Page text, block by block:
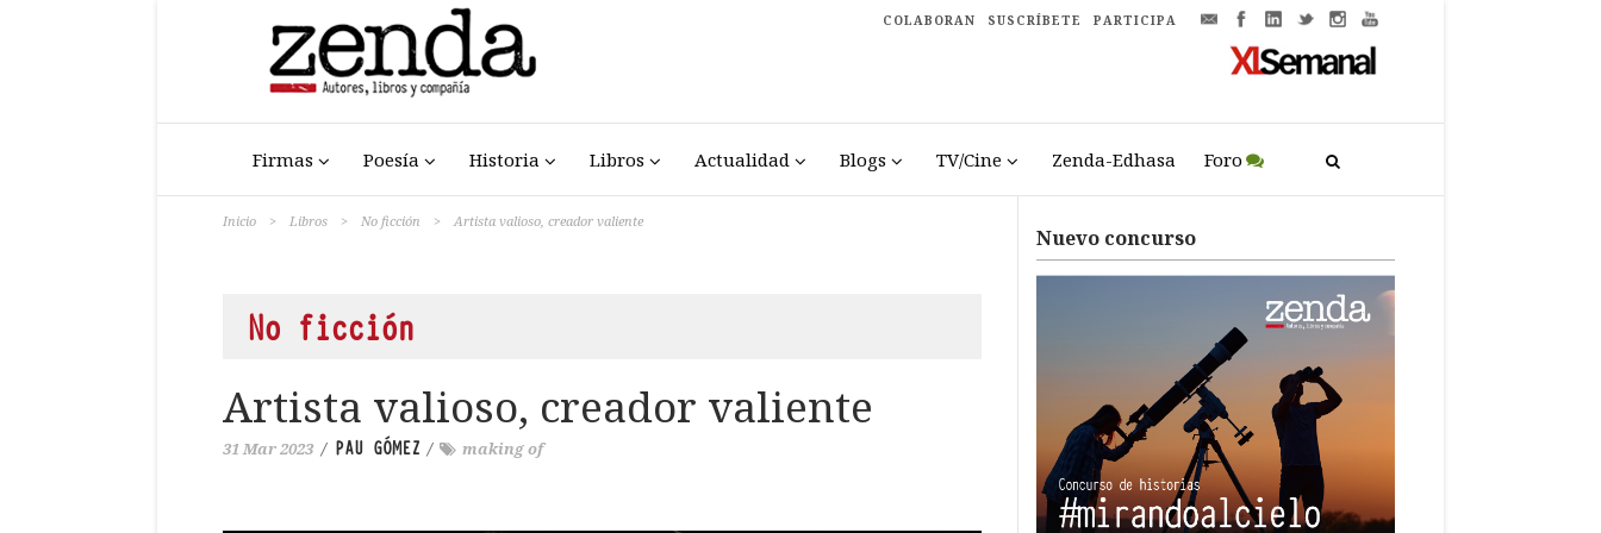
COLABORAN SUSCRÍBETE PARTICIPA
Firmas Poesía Historia Libros Actualidad Blogs TV/Cine Zenda-Edhasa Foro
Inicio > Libros > No ficción > Artista valioso, creador valiente
No ficción
Artista valioso, creador valiente
31 Mar 2023 / PAU GÓMEZ / making of
Nuevo concurso